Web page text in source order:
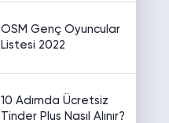
OSM Genç Oyuncular
Listesi 2022
10 Adımda Ücretsiz
Tinder Plus Nasıl Alınır?